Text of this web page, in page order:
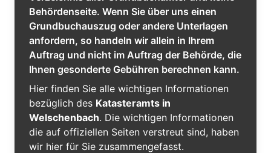
Behördenseite. Wenn Sie über uns einen
Grundbuchauszug oder andere Unterlagen
anfordern, so handeln wir allein in Ihrem
Auftrag und nicht im Auftrag der Behörde, die
Ihnen gesonderte Gebühren berechnen kann.
Hier finden Sie alle wichtigen Informationen
bezüglich des Katasteramts in
Welschenbach. Die wichtigen Informationen
die auf offiziellen Seiten verstreut sind, haben
wir hier für Sie zusammengefasst.